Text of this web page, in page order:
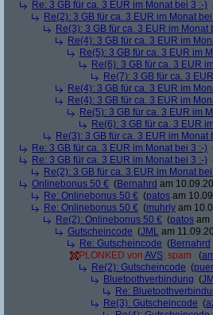
Re: 3 GB für ca. 3 EUR im Monat bei 3 :-)
Re(2): 3 GB für ca. 3 EUR im Monat
Re(3): 3 GB für ca. 3 EUR im Monat
Re(4): 3 GB für ca. 3 EUR im
Re(5): 3 GB für ca. 3 EUR im
Re(6): 3 GB für ca. 3 EUR
Re(7): 3 GB für ca. 3
Re(4): 3 GB für ca. 3 EUR im
Re(4): 3 GB für ca. 3 EUR im
Re(5): 3 GB für ca. 3 EUR im
Re(6): 3 GB für ca. 3 EUR
Re(3): 3 GB für ca. 3 EUR im Monat
Re: 3 GB für ca. 3 EUR im Monat bei 3 :-)
Re: 3 GB für ca. 3 EUR im Monat bei 3 :-)
Re(2): 3 GB für ca. 3 EUR im Monat
Onlinebonus 50 € (Bernahrd am
Re: Onlinebonus 50 € (patos am
Re: Onlinebonus 50 € (muhrly am
Re(2): Onlinebonus 50 € (patos am
Gutscheincode (JML am
Re: Gutscheincode (Bernahrd
PLONKED von AVS: spam (
Re(2): Gutscheincode (
Bluetoothverbindung (
Re:
Re(3): Gutscheincode (